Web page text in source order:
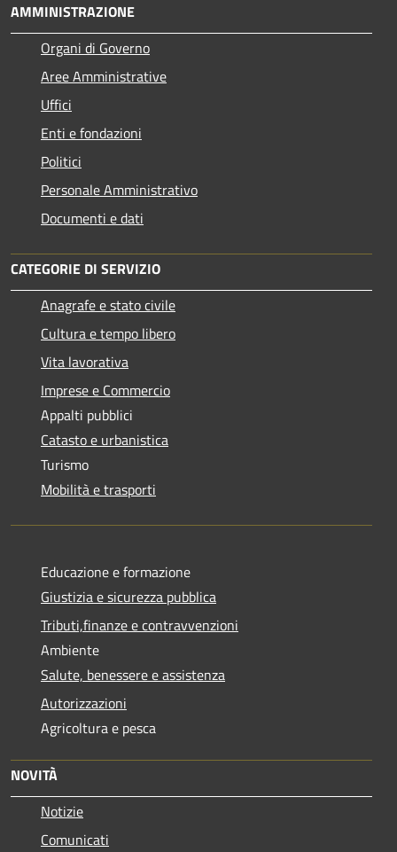
AMMINISTRAZIONE
Organi di Governo
Aree Amministrative
Uffici
Enti e fondazioni
Politici
Personale Amministrativo
Documenti e dati
CATEGORIE DI SERVIZIO
Anagrafe e stato civile
Cultura e tempo libero
Vita lavorativa
Imprese e Commercio
Appalti pubblici
Catasto e urbanistica
Turismo
Mobilità e trasporti
Educazione e formazione
Giustizia e sicurezza pubblica
Tributi,finanze e contravvenzioni
Ambiente
Salute, benessere e assistenza
Autorizzazioni
Agricoltura e pesca
NOVITÀ
Notizie
Comunicati